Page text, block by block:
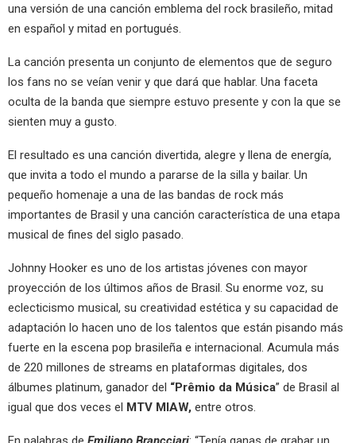
una versión de una canción emblema del rock brasileño, mitad
en español y mitad en portugués.
La canción presenta un conjunto de elementos que de seguro
los fans no se veían venir y que dará que hablar. Una faceta
oculta de la banda que siempre estuvo presente y con la que se
sienten muy a gusto.
El resultado es una canción divertida, alegre y llena de energía,
que invita a todo el mundo a pararse de la silla y bailar. Un
pequeño homenaje a una de las bandas de rock más
importantes de Brasil y una canción característica de una etapa
musical de fines del siglo pasado.
Johnny Hooker es uno de los artistas jóvenes con mayor
proyección de los últimos años de Brasil. Su enorme voz, su
eclecticismo musical, su creatividad estética y su capacidad de
adaptación lo hacen uno de los talentos que están pisando más
fuerte en la escena pop brasileña e internacional. Acumula más
de 220 millones de streams en plataformas digitales, dos
álbumes platinum, ganador del “Prêmio da Música” de Brasil al
igual que dos veces el MTV MIAW, entre otros.